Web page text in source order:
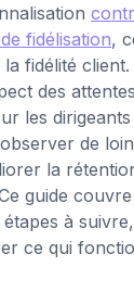
fidélisation,
fidélité
des
les
de
la
guide
à
ce qui